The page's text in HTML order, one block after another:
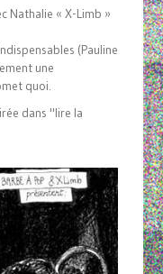
Nathalie « X-Limb »
(Pauline
une
quoi.
dans "lire la